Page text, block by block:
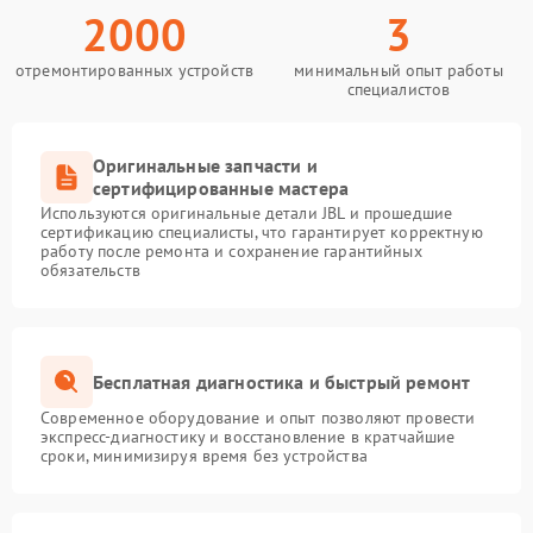
2000
отремонтированных устройств
3
минимальный опыт работы
специалистов
Оригинальные запчасти и
сертифицированные мастера
Используются оригинальные детали JBL и прошедшие
сертификацию специалисты, что гарантирует корректную
работу после ремонта и сохранение гарантийных
обязательств
Бесплатная диагностика и быстрый ремонт
Современное оборудование и опыт позволяют провести
экспресс-диагностику и восстановление в кратчайшие
сроки, минимизируя время без устройства